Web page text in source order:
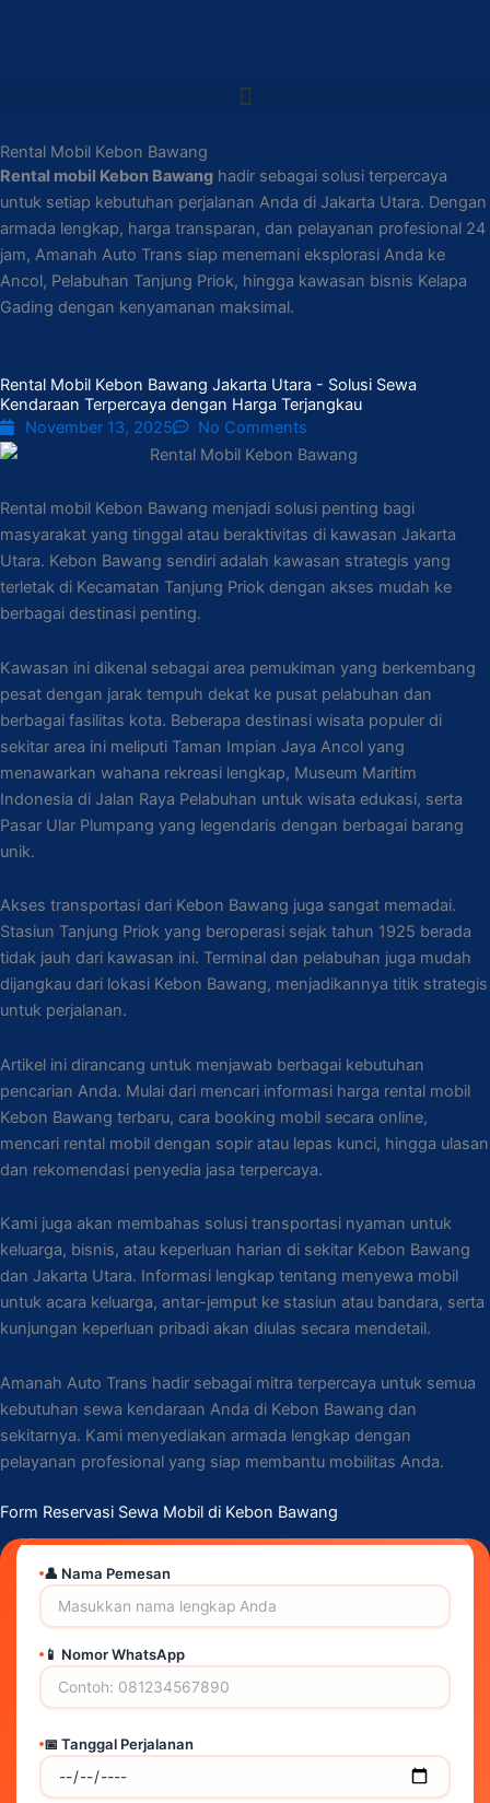
Rental Mobil Kebon Bawang
Rental mobil Kebon Bawang hadir sebagai solusi terpercaya
untuk setiap kebutuhan perjalanan Anda di Jakarta Utara. Dengan
armada lengkap, harga transparan, dan pelayanan profesional 24
jam, Amanah Auto Trans siap menemani eksplorasi Anda ke
Ancol, Pelabuhan Tanjung Priok, hingga kawasan bisnis Kelapa
Gading dengan kenyamanan maksimal.
Rental Mobil Kebon Bawang Jakarta Utara - Solusi Sewa
Kendaraan Terpercaya dengan Harga Terjangkau
November 13, 2025
No Comments
Rental mobil Kebon Bawang menjadi solusi penting bagi
masyarakat yang tinggal atau beraktivitas di kawasan Jakarta
Utara. Kebon Bawang sendiri adalah kawasan strategis yang
terletak di Kecamatan Tanjung Priok dengan akses mudah ke
berbagai destinasi penting.
Kawasan ini dikenal sebagai area pemukiman yang berkembang
pesat dengan jarak tempuh dekat ke pusat pelabuhan dan
berbagai fasilitas kota. Beberapa destinasi wisata populer di
sekitar area ini meliputi Taman Impian Jaya Ancol yang
menawarkan wahana rekreasi lengkap, Museum Maritim
Indonesia di Jalan Raya Pelabuhan untuk wisata edukasi, serta
Pasar Ular Plumpang yang legendaris dengan berbagai barang
unik.
Akses transportasi dari Kebon Bawang juga sangat memadai.
Stasiun Tanjung Priok yang beroperasi sejak tahun 1925 berada
tidak jauh dari kawasan ini. Terminal dan pelabuhan juga mudah
dijangkau dari lokasi Kebon Bawang, menjadikannya titik strategis
untuk perjalanan.
Artikel ini dirancang untuk menjawab berbagai kebutuhan
pencarian Anda. Mulai dari mencari informasi harga rental mobil
Kebon Bawang terbaru, cara booking mobil secara online,
mencari rental mobil dengan sopir atau lepas kunci, hingga ulasan
dan rekomendasi penyedia jasa terpercaya.
Kami juga akan membahas solusi transportasi nyaman untuk
keluarga, bisnis, atau keperluan harian di sekitar Kebon Bawang
dan Jakarta Utara. Informasi lengkap tentang menyewa mobil
untuk acara keluarga, antar-jemput ke stasiun atau bandara, serta
kunjungan keperluan pribadi akan diulas secara mendetail.
Amanah Auto Trans hadir sebagai mitra terpercaya untuk semua
kebutuhan sewa kendaraan Anda di Kebon Bawang dan
sekitarnya. Kami menyediakan armada lengkap dengan
pelayanan profesional yang siap membantu mobilitas Anda.
Form Reservasi Sewa Mobil di Kebon Bawang
👤 Nama Pemesan
📱 Nomor WhatsApp
📅 Tanggal Perjalanan